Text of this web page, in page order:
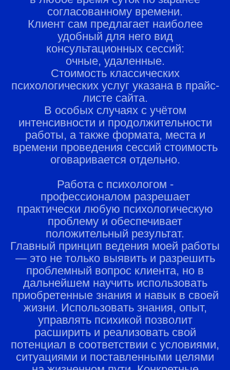
согласованному времени.
Клиент сам предлагает наиболее
удобный для него вид
консультационных сессий:
очные, удаленные.
Стоимость классических
психологических услуг указана в прайс-
листе сайта.
В особых случаях с учётом
интенсивности и продолжительности
работы, а также формата, места и
времени проведения сессий стоимость
оговаривается отдельно.
Работа с психологом -
профессионалом разрешает
практически любую психологическую
проблему и обеспечивает
положительный результат.
Главный принцип ведения моей работы
— это не только выявить и разрешить
проблемный вопрос клиента, но в
дальнейшем научить использовать
приобретенные знания и навык в своей
жизни. Использовать знания, опыт,
управлять психикой позволит
расширить и реализовать свой
потенциал в соответствии с условиями,
ситуациями и поставленными целями